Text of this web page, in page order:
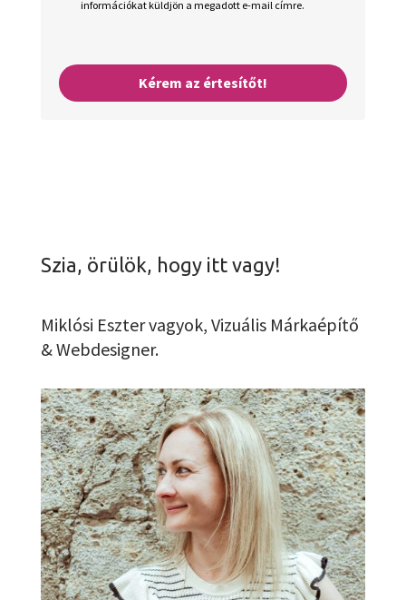
információkat küldjön a megadott e-mail címre.
Kérem az értesítőt!
Szia, örülök, hogy itt vagy!
Miklósi Eszter vagyok, Vizuális Márkaépítő
& Webdesigner.